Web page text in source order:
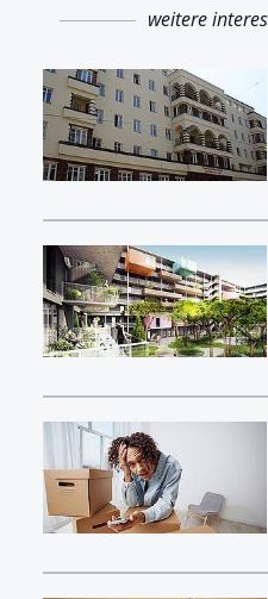
weitere